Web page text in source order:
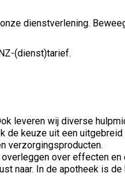
dienstverlening.
(dienst)tarief.
leveren wij diverse
de keuze uit een
verzorgingsproducten.
over effecten
naar. In de apotheek is